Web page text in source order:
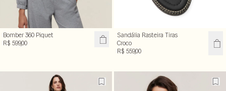
Bomber 360 Piquet
R$ 599,00
Sandália Rasteira Tiras
Croco
R$ 559,00